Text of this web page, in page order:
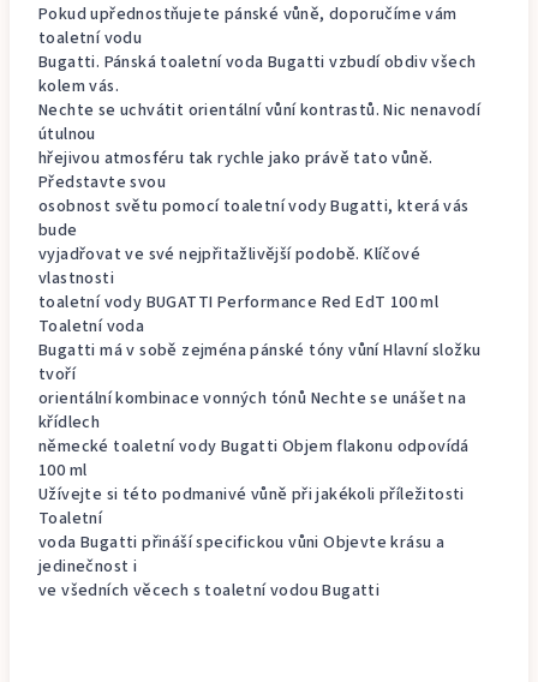
Pokud upřednostňujete pánské vůně, doporučíme vám
toaletní vodu
Bugatti. Pánská toaletní voda Bugatti vzbudí obdiv všech
kolem vás.
Nechte se uchvátit orientální vůní kontrastů. Nic nenavodí
útulnou
hřejivou atmosféru tak rychle jako právě tato vůně.
Představte svou
osobnost světu pomocí toaletní vody Bugatti, která vás
bude
vyjadřovat ve své nejpřitažlivější podobě. Klíčové
vlastnosti
toaletní vody BUGATTI Performance Red EdT 100 ml
Toaletní voda
Bugatti má v sobě zejména pánské tóny vůní Hlavní složku
tvoří
orientální kombinace vonných tónů Nechte se unášet na
křídlech
německé toaletní vody Bugatti Objem flakonu odpovídá
100 ml
Užívejte si této podmanivé vůně při jakékoli příležitosti
Toaletní
voda Bugatti přináší specifickou vůni Objevte krásu a
jedinečnost i
ve všedních věcech s toaletní vodou Bugatti